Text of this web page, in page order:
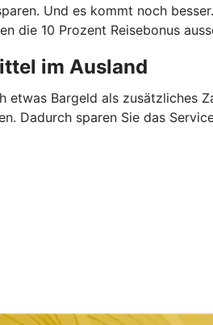
Und es kommt noch
die 10 Prozent Reisebonus
im Ausland
Bargeld als zusätzliches
Dadurch sparen Sie das